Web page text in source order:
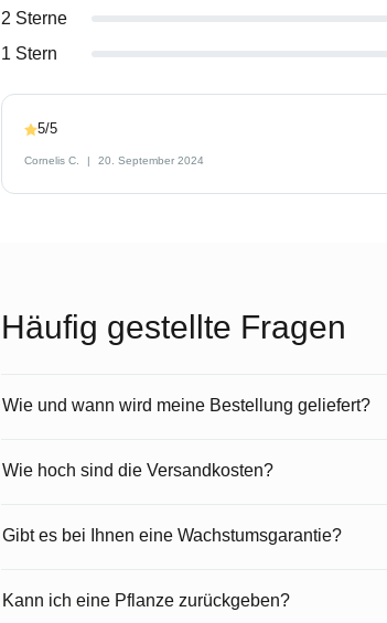
2 Sterne
1 Stern
5/5
Cornelis C. 20. September 2024
Häufig gestellte Fragen
Wie und wann wird meine Bestellung geliefert?
Wie hoch sind die Versandkosten?
Gibt es bei Ihnen eine Wachstumsgarantie?
Kann ich eine Pflanze zurückgeben?